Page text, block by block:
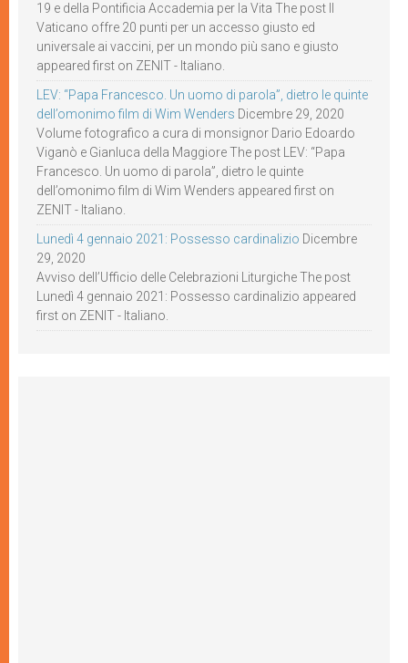
19 e della Pontificia Accademia per la Vita The post Il
Vaticano offre 20 punti per un accesso giusto ed
universale ai vaccini, per un mondo più sano e giusto
appeared first on ZENIT - Italiano.
LEV: “Papa Francesco. Un uomo di parola”, dietro le quinte
dell’omonimo film di Wim Wenders Dicembre 29, 2020
Volume fotografico a cura di monsignor Dario Edoardo
Viganò e Gianluca della Maggiore The post LEV: “Papa
Francesco. Un uomo di parola”, dietro le quinte
dell’omonimo film di Wim Wenders appeared first on
ZENIT - Italiano.
Lunedì 4 gennaio 2021: Possesso cardinalizio Dicembre
29, 2020
Avviso dell’Ufficio delle Celebrazioni Liturgiche The post
Lunedì 4 gennaio 2021: Possesso cardinalizio appeared
first on ZENIT - Italiano.